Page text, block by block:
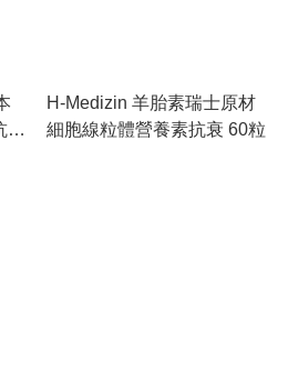
H-Medizin 羊胎素瑞士原材
細胞線粒體營養素抗衰 60粒